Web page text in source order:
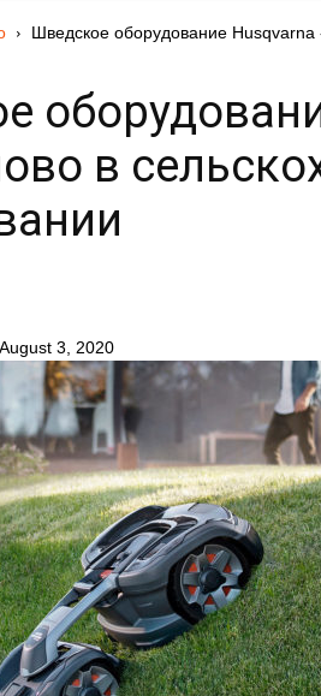
Шведское оборудование Husqvarna -
в
August 3, 2020